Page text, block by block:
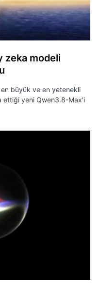
zeka modeli
büyük ve en yetenekli
ettiği yeni Qwen3.8-Max'i